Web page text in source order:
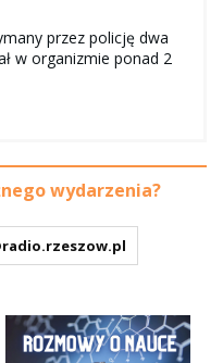
przez policję dwa
w organizmie ponad 2
wydarzenia?